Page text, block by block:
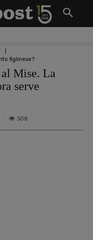
figlinese?
Mise. La
serve
508